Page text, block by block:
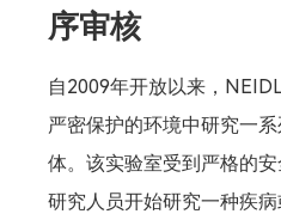
序审核
自2009年开放以来，
严密保护的环境中研究一
体。该实验室受到严格的
研究人员开始研究一种疾